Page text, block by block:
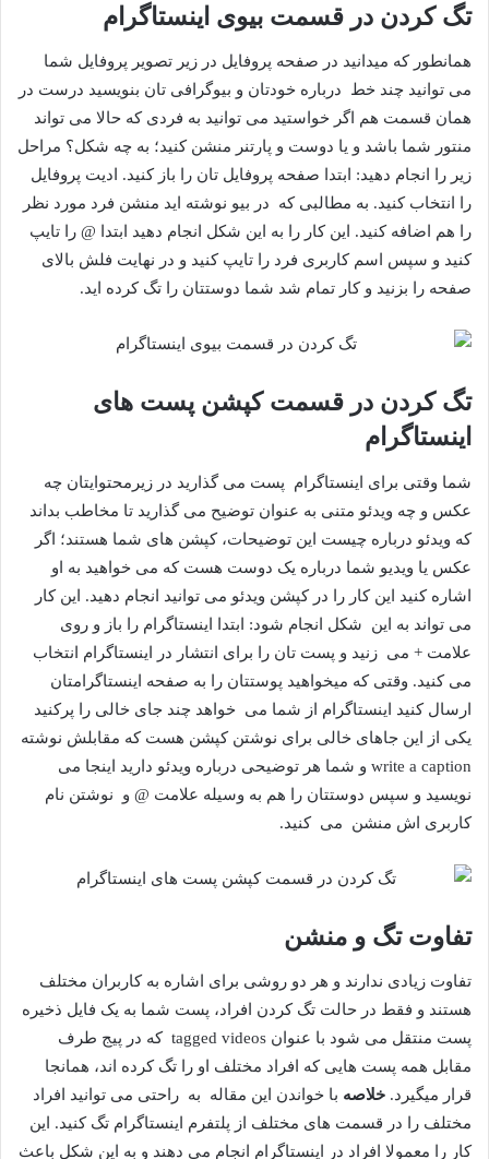
تگ کردن در قسمت بیوی اینستاگرام
همانطور که میدانید در صفحه پروفایل در زیر تصویر پروفایل شما
می توانید چند خط درباره خودتان و بیوگرافی تان بنویسید درست در
همان قسمت هم اگر خواستید می توانید به فردی که حالا می تواند
منتور شما باشد و یا دوست و پارتنر منشن کنید؛ به چه شکل؟ مراحل
زیر را انجام دهید: ابتدا صفحه پروفایل تان را باز کنید. ادیت پروفایل
را انتخاب کنید. به مطالبی که در بیو نوشته اید منشن فرد مورد نظر
را هم اضافه کنید. این کار را به این شکل انجام دهید ابتدا @ را تایپ
کنید و سپس اسم کاربری فرد را تایپ کنید و در نهایت فلش بالای
صفحه را بزنید و کار تمام شد شما دوستتان را تگ کرده اید.
تگ کردن در قسمت کپشن پست های
اینستاگرام
شما وقتی برای اینستاگرام پست می گذارید در زیرمحتوایتان چه
عکس و چه ویدئو متنی به عنوان توضیح می گذارید تا مخاطب بداند
که ویدئو درباره چیست این توضیحات، کپشن های شما هستند؛ اگر
عکس یا ویدیو شما درباره یک دوست هست که می خواهید به او
اشاره کنید این کار را در کپشن ویدئو می توانید انجام دهید. این کار
می تواند به این شکل انجام شود: ابتدا اینستاگرام را باز و روی
علامت + می زنید و پست تان را برای انتشار در اینستاگرام انتخاب
می کنید. وقتی که میخواهید پوستتان را به صفحه اینستاگرامتان
ارسال کنید اینستاگرام از شما می خواهد چند جای خالی را پرکنید
یکی از این جاهای خالی برای نوشتن کپشن هست که مقابلش نوشته
write a caption و شما هر توضیحی درباره ویدئو دارید اینجا می
نویسید و سپس دوستتان را هم به وسیله علامت @ و نوشتن نام
کاربری اش منشن می کنید.
تفاوت تگ و منشن
تفاوت زیادی ندارند و هر دو روشی برای اشاره به کاربران مختلف
هستند و فقط در حالت تگ کردن افراد، پست شما به یک فایل ذخیره
پست منتقل می شود با عنوان tagged videos که در پیج طرف
مقابل همه پست هایی که افراد مختلف او را تگ کرده اند، همانجا
قرار میگیرد. خلاصه با خواندن این مقاله به راحتی می توانید افراد
مختلف را در قسمت های مختلف از پلتفرم اینستاگرام تگ کنید. این
کار را معمولا افراد در اینستاگرام انجام می دهند و به این شکل باعث